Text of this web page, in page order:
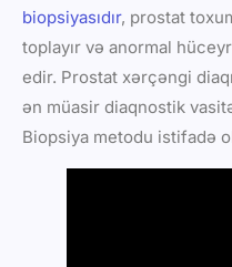
biopsiyasıdır, prostat
toplayır və anormal
edir. Prostat xərçəngi
ən müasir diaqnostik
Biopsiya metodu istifadə